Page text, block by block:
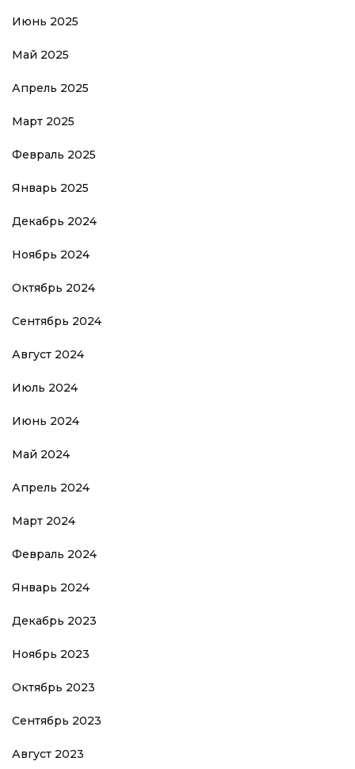
Июнь 2025
Май 2025
Апрель 2025
Март 2025
Февраль 2025
Январь 2025
Декабрь 2024
Ноябрь 2024
Октябрь 2024
Сентябрь 2024
Август 2024
Июль 2024
Июнь 2024
Май 2024
Апрель 2024
Март 2024
Февраль 2024
Январь 2024
Декабрь 2023
Ноябрь 2023
Октябрь 2023
Сентябрь 2023
Август 2023